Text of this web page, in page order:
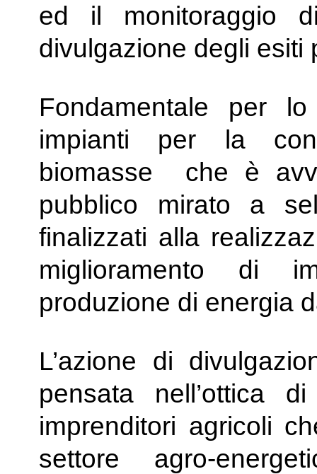
ed il monitoraggio
divulgazione degli esiti
Fondamentale per
impianti per la
biomasse che è
pubblico mirato a
finalizzati alla
miglioramento di
produzione di energia
L’azione di
pensata nell’ottica
imprenditori agricoli
settore agro-